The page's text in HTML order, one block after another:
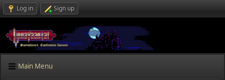
Log in Sign up
Main Menu